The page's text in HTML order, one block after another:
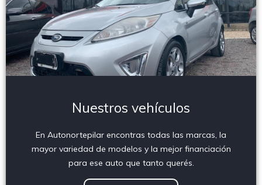
Nuestros vehículos
En Autonortepilar encontras todas las marcas, la
mayor variedad de modelos y la mejor financiación
para ese auto que tanto querés.